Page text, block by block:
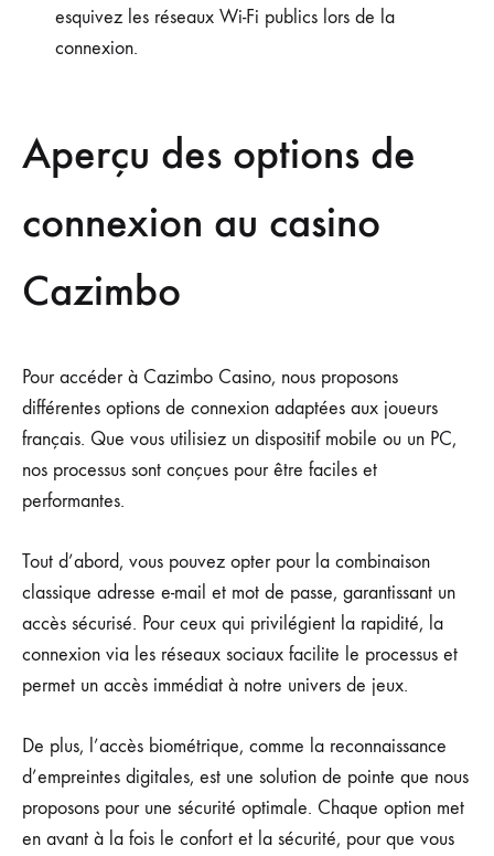
esquivez les réseaux Wi-Fi publics lors de la
connexion.
Aperçu des options de
connexion au casino
Cazimbo
Pour accéder à Cazimbo Casino, nous proposons
différentes options de connexion adaptées aux joueurs
français. Que vous utilisiez un dispositif mobile ou un PC,
nos processus sont conçues pour être faciles et
performantes.
Tout d’abord, vous pouvez opter pour la combinaison
classique adresse e-mail et mot de passe, garantissant un
accès sécurisé. Pour ceux qui privilégient la rapidité, la
connexion via les réseaux sociaux facilite le processus et
permet un accès immédiat à notre univers de jeux.
De plus, l’accès biométrique, comme la reconnaissance
d’empreintes digitales, est une solution de pointe que nous
proposons pour une sécurité optimale. Chaque option met
en avant à la fois le confort et la sécurité, pour que vous